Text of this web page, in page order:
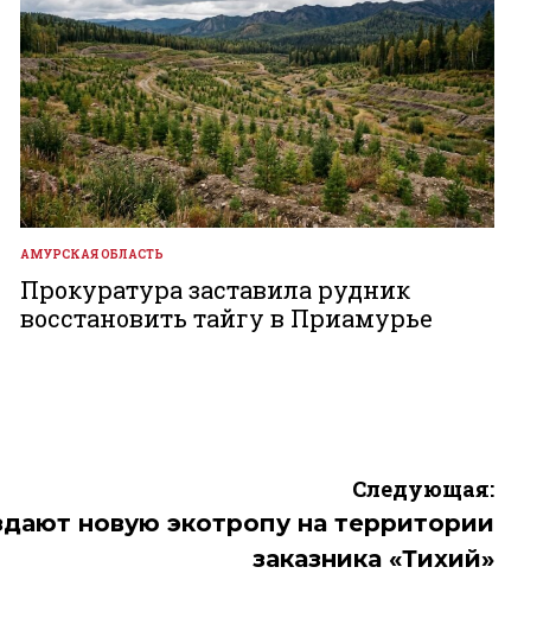
ОПУБЛИКОВАНО
В
АМУРСКАЯ ОБЛАСТЬ
Прокуратура заставила рудник
восстановить тайгу в Приамурье
Следующая:
новую экотропу на территории
заказника «Тихий»